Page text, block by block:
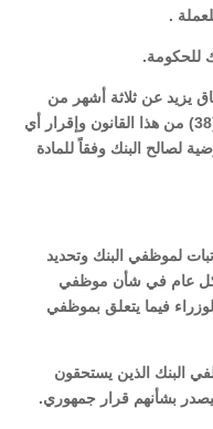
.
يزيد عن ثلاثة أشهر من
تاريخ اكتسابها من قبل البنك وفقاً للمادة (38) من هذا القانون وإقرار أي
لصالح البنك وفقاً للمادة
لموظفي البنك وتحديد
عام في شأن موظفي
فيما يتعلق بموظفي
البنك الذين يستحقون
بشأنهم قرار جمهوري.